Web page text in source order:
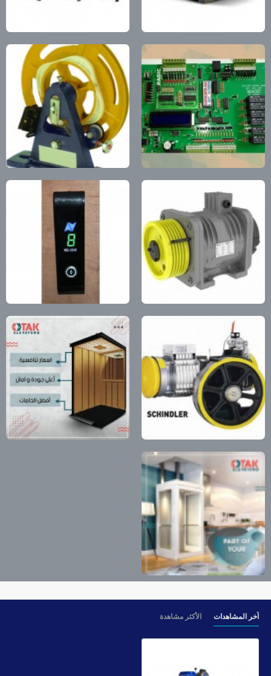
آخر المشاهدات الأكثر مشاهدة